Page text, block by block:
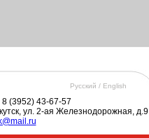
8 (3952) 43-67-57
ул. 2-ая Железнодорожная, д.9
Русский / English